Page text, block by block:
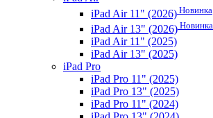
iPad Air 11" (2026) Новинка
iPad Air 13" (2026) Новинка
iPad Air 11" (2025)
iPad Air 13" (2025)
iPad Pro
iPad Pro 11" (2025)
iPad Pro 13" (2025)
iPad Pro 11" (2024)